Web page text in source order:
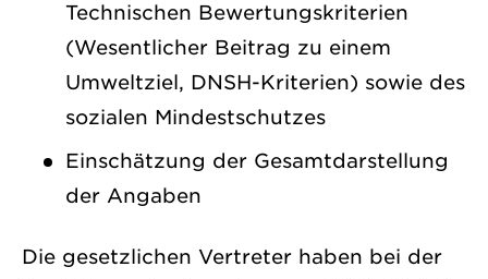
Technischen Bewertungskriterien
(Wesentlicher Beitrag zu einem
Umweltziel, DNSH-Kriterien) sowie des
sozialen Mindestschutzes
Einschätzung der Gesamtdarstellung
der Angaben
Die gesetzlichen Vertreter haben bei der